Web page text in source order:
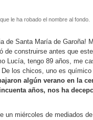
le ha robado el nombre al fondo.
de Santa María de Garoña!
de construirse antes que
Lucía, tengo 89 años, me
los chicos, uno es
algún verano en la
años, nos ha
un miércoles de mediados